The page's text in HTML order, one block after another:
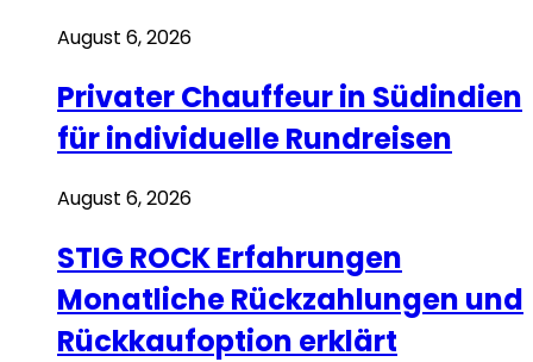
August 6, 2026
Privater Chauffeur in Südindien
für individuelle Rundreisen
August 6, 2026
STIG ROCK Erfahrungen
Monatliche Rückzahlungen und
Rückkaufoption erklärt